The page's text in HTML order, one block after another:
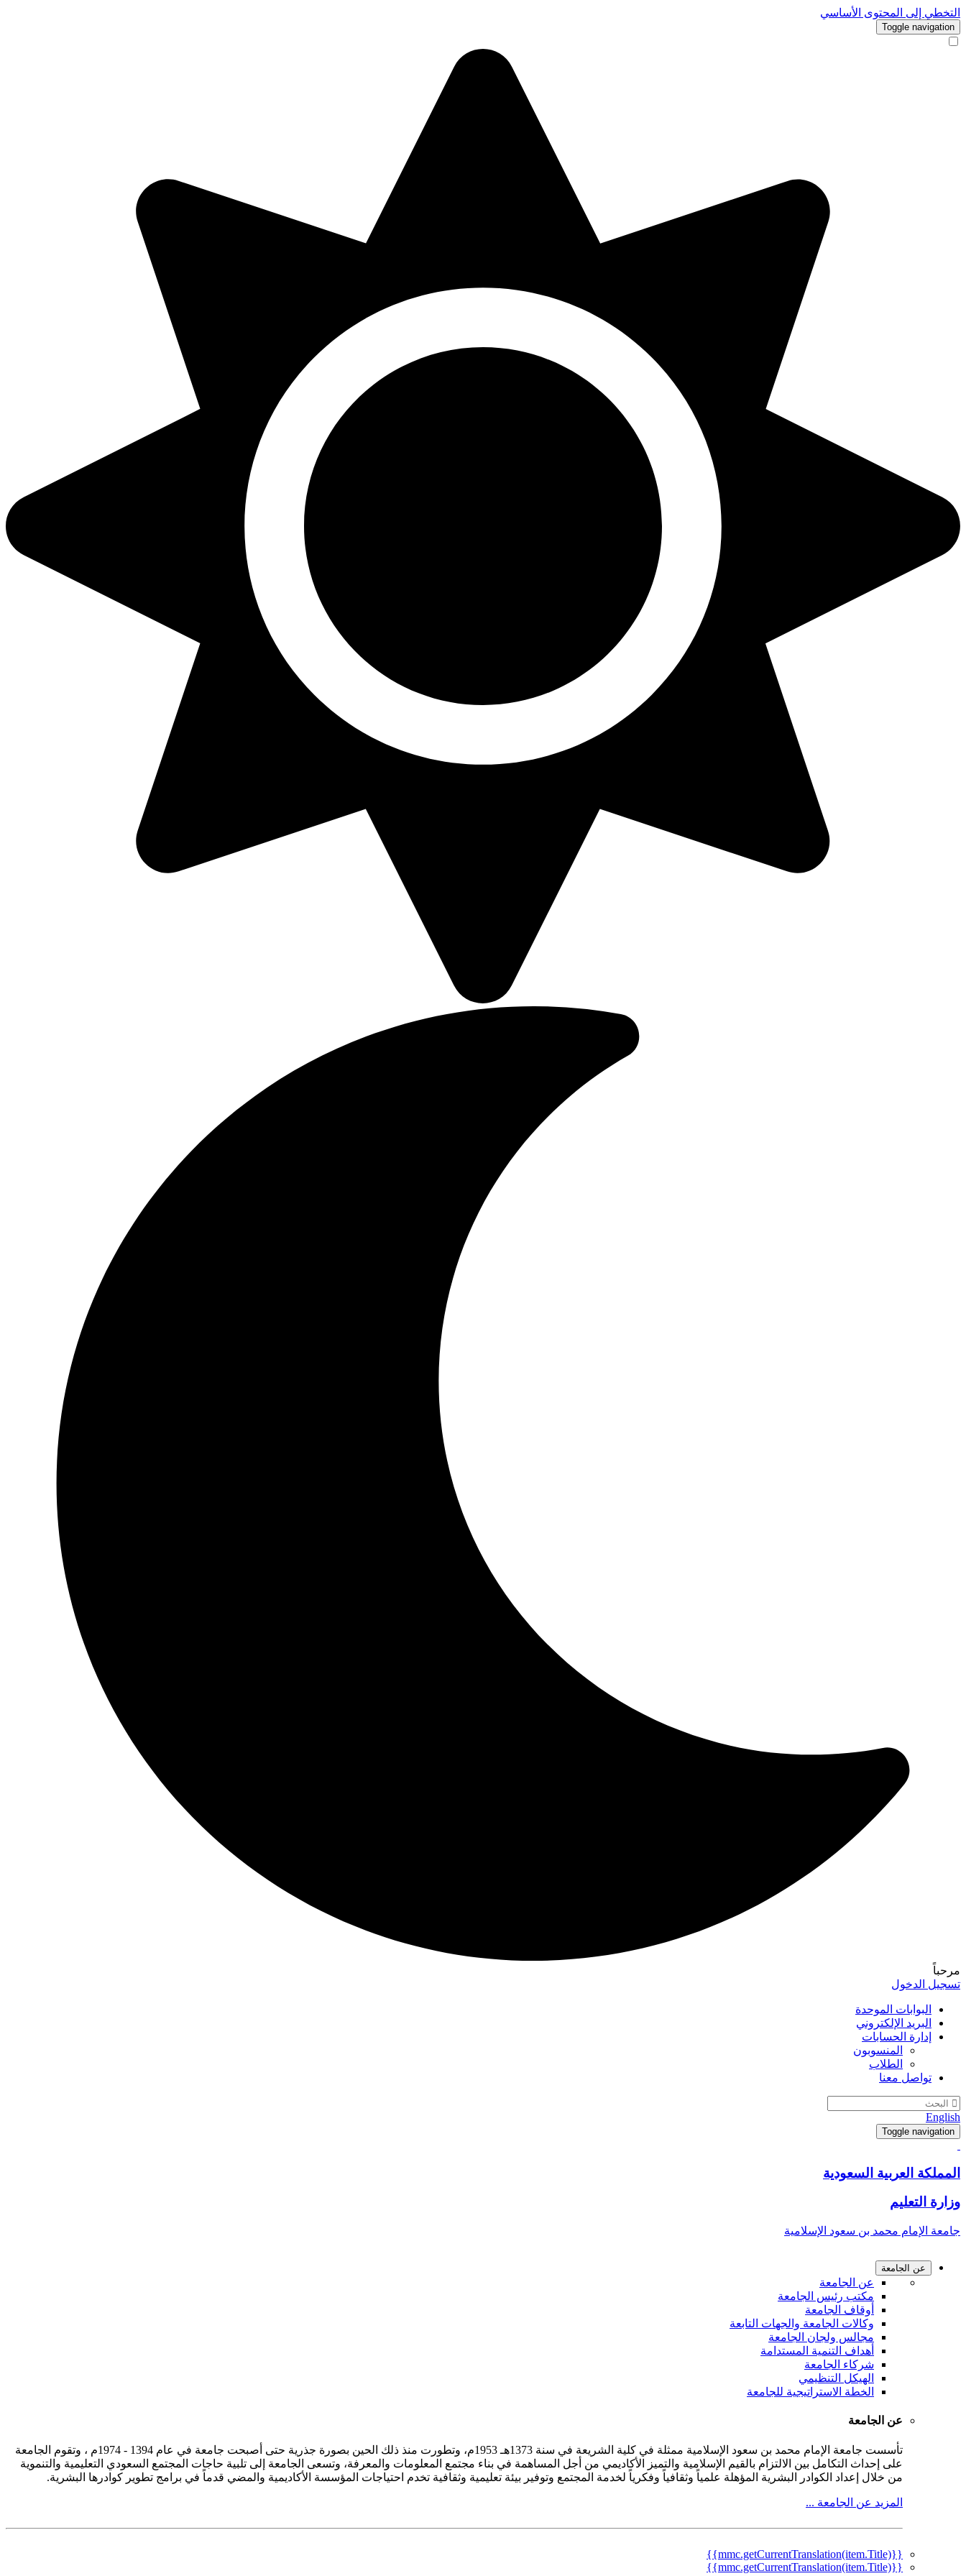
التخطي إلى المحتوى الأساسي
Toggle navigation
مرحباً
تسجيل الدخول
البوابات الموحدة
البريد الإلكتروني
إدارة الحسابات
المنسوبون
الطلاب
تواصل معنا
English
Toggle navigation
المملكة العربية السعودية
وزارة التعليم
جامعة الإمام محمد بن سعود الإسلامية
عن الجامعة
عن الجامعة
مكتب رئيس الجامعة
أوقاف الجامعة
وكالات الجامعة والجهات التابعة
مجالس ولجان الجامعة
أهداف التنمية المستدامة
شركاء الجامعة
الهيكل التنظيمي
الخطة الاستراتيجية للجامعة
عن الجامعة
تأسست جامعة الإمام محمد بن سعود الإسلامية ممثلة في كلية الشريعة في سنة 1373هـ 1953م، وتطورت منذ ذلك الحين بصورة جذرية حتى أصبحت جامعة في عام 1394 - 1974م ، وتقوم الجامعة
على إحداث التكامل بين الالتزام بالقيم الإسلامية والتميز الأكاديمي من أجل المساهمة في بناء مجتمع المعلومات والمعرفة، وتسعى الجامعة إلى تلبية حاجات المجتمع السعودي التعليمية والتنموية
من خلال إعداد الكوادر البشرية المؤهلة علمياً وثقافياً وفكرياً لخدمة المجتمع وتوفير بيئة تعليمية وثقافية تخدم احتياجات المؤسسة الأكاديمية والمضي قدماً في برامج تطوير كوادرها البشرية.
المزيد عن الجامعة ...
{{mmc.getCurrentTranslation(item.Title)}}
{{mmc.getCurrentTranslation(item.Title)}}